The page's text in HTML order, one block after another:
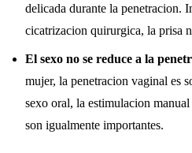
delicada durante la penetracion.
cicatrizacion quirurgica, la prisa
El sexo no se reduce a la
mujer, la penetracion vaginal es
sexo oral, la estimulacion
son igualmente importantes.